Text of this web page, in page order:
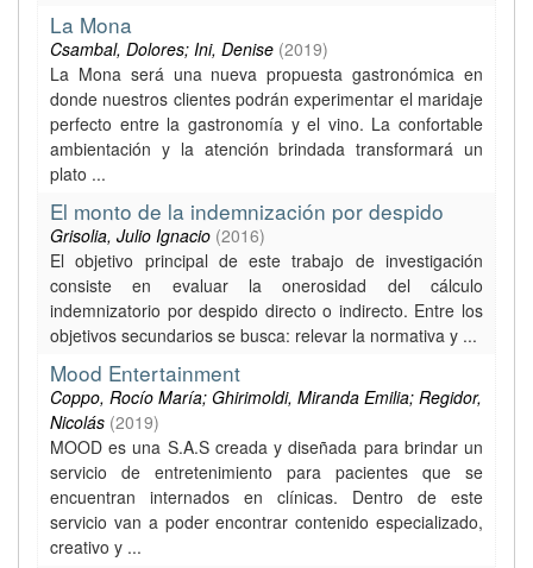
La Mona
Csambal, Dolores; Ini, Denise (2019)
La Mona será una nueva propuesta gastronómica en
donde nuestros clientes podrán experimentar el maridaje
perfecto entre la gastronomía y el vino. La confortable
ambientación y la atención brindada transformará un
plato ...
El monto de la indemnización por despido
Grisolia, Julio Ignacio (2016)
El objetivo principal de este trabajo de investigación
consiste en evaluar la onerosidad del cálculo
indemnizatorio por despido directo o indirecto. Entre los
objetivos secundarios se busca: relevar la normativa y ...
Mood Entertainment
Coppo, Rocío María; Ghirimoldi, Miranda Emilia; Regidor,
Nicolás (2019)
MOOD es una S.A.S creada y diseñada para brindar un
servicio de entretenimiento para pacientes que se
encuentran internados en clínicas. Dentro de este
servicio van a poder encontrar contenido especializado,
creativo y ...